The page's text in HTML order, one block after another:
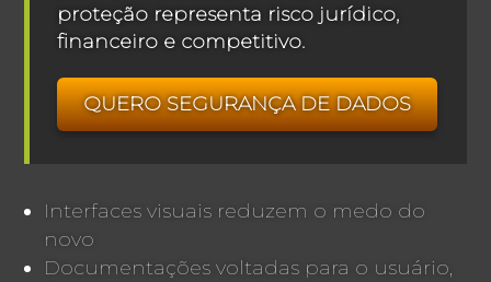
proteção representa risco jurídico,
financeiro e competitivo.
QUERO SEGURANÇA DE DADOS
Interfaces visuais reduzem o medo do
novo
Documentações voltadas para o usuário,